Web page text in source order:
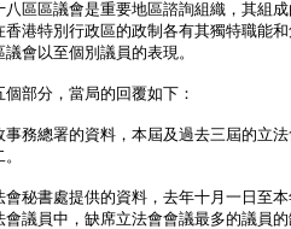
八區區議會是重要地區諮詢組織，其組
香港特別行政區的政制各有其獨特職能
會以至個別議員的表現。
部分，當局的回覆如下：
事務總署的資料，本屆及過去三屆的立
會秘書處提供的資料，去年十月一日至
議員中，缺席立法會會議最多的議員的